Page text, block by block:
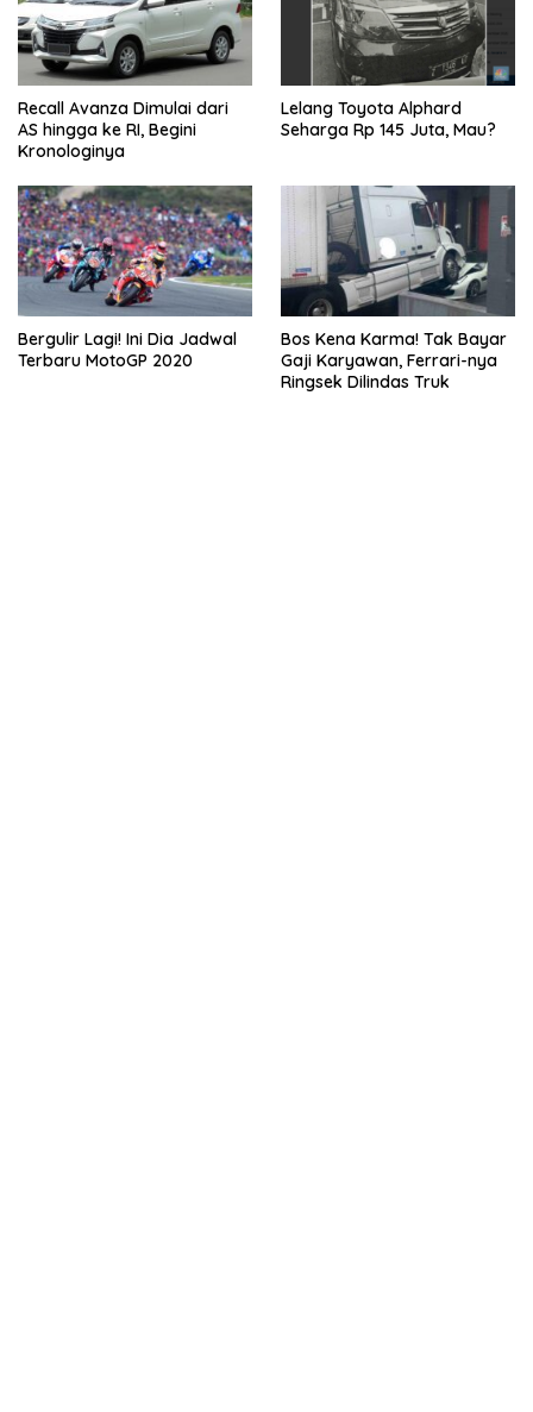
Recall Avanza Dimulai dari
AS hingga ke RI, Begini
Kronologinya
Lelang Toyota Alphard
Seharga Rp 145 Juta, Mau?
Bergulir Lagi! Ini Dia Jadwal
Terbaru MotoGP 2020
Bos Kena Karma! Tak Bayar
Gaji Karyawan, Ferrari-nya
Ringsek Dilindas Truk